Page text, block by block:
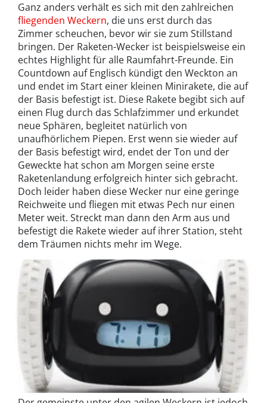
Ganz anders verhält es sich mit den zahlreichen
fliegenden Weckern, die uns erst durch das
Zimmer scheuchen, bevor wir sie zum Stillstand
bringen. Der Raketen-Wecker ist beispielsweise ein
echtes Highlight für alle Raumfahrt-Freunde. Ein
Countdown auf Englisch kündigt den Weckton an
und endet im Start einer kleinen Minirakete, die auf
der Basis befestigt ist. Diese Rakete begibt sich auf
einen Flug durch das Schlafzimmer und erkundet
neue Sphären, begleitet natürlich von
unaufhörlichem Piepen. Erst wenn sie wieder auf
der Basis befestigt wird, endet der Ton und der
Geweckte hat schon am Morgen seine erste
Raketenlandung erfolgreich hinter sich gebracht.
Doch leider haben diese Wecker nur eine geringe
Reichweite und fliegen mit etwas Pech nur einen
Meter weit. Streckt man dann den Arm aus und
befestigt die Rakete wieder auf ihrer Station, steht
dem Träumen nichts mehr im Wege.